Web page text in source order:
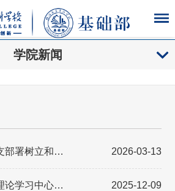
学院新闻
【基础部】党总支部署树立和践行正确政绩观学习教育工作 2026-03-13
【基础部】召开理论学习中心组学习会 深入学习贯彻党的二十届四中全会精神 2025-12-09